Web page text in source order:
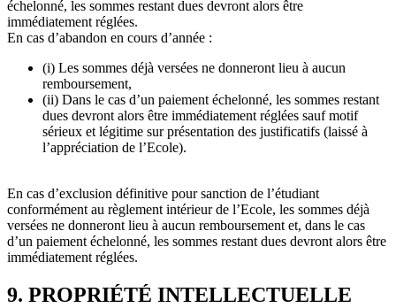
échelonné, les sommes restant dues devront alors être
immédiatement réglées.
En cas d’abandon en cours d’année :
(i) Les sommes déjà versées ne donneront lieu à aucun
remboursement,
(ii) Dans le cas d’un paiement échelonné, les sommes restant
dues devront alors être immédiatement réglées sauf motif
sérieux et légitime sur présentation des justificatifs (laissé à
l’appréciation de l’Ecole).
En cas d’exclusion définitive pour sanction de l’étudiant
conformément au règlement intérieur de l’Ecole, les sommes déjà
versées ne donneront lieu à aucun remboursement et, dans le cas
d’un paiement échelonné, les sommes restant dues devront alors être
immédiatement réglées.
9. PROPRIÉTÉ INTELLECTUELLE